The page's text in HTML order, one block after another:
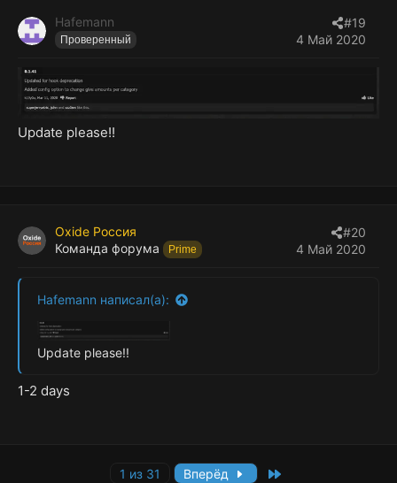
Hafemann
Проверенный 4 Май 2020
#19
Update please!!
Oxide Россия
Команда форума
Prime 4 Май 2020
#20
Hafemann написал(а):
Update please!!
1-2 days
1 из 31 Вперёд